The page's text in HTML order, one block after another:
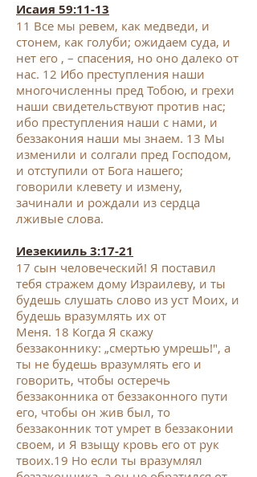
Исаия 59:11-13
11 Все мы ревем, как медведи, и
стонем, как голуби; ожидаем суда, и
нет его , – спасения, но оно далеко от
нас. 12 Ибо преступления наши
многочисленны пред Тобою, и грехи
наши свидетельствуют против нас;
ибо преступления наши с нами, и
беззакония наши мы знаем. 13 Мы
изменили и солгали пред Господом,
и отступили от Бога нашего;
говорили клевету и измену,
зачинали и рождали из сердца
лживые слова.
Иезекииль 3:17-21
17 сын человеческий! Я поставил
тебя стражем дому Израилеву, и ты
будешь слушать слово из уст Моих, и
будешь вразумлять их от
Меня. 18 Когда Я скажу
беззаконнику: „смертью умрешь!", а
ты не будешь вразумлять его и
говорить, чтобы остеречь
беззаконника от беззаконного пути
его, чтобы он жив был, то
беззаконник тот умрет в беззаконии
своем, и Я взыщу кровь его от рук
твоих.19 Но если ты вразумлял